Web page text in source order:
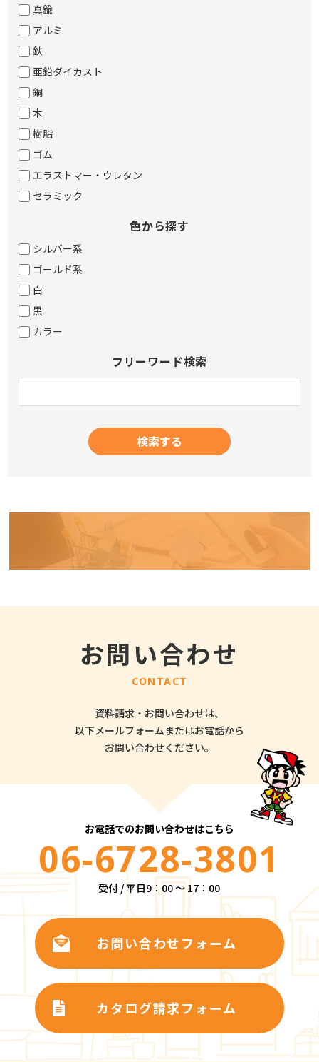
真鍮
アルミ
鉄
亜鉛ダイカスト
銅
木
樹脂
ゴム
エラストマー・ウレタン
セラミック
色から探す
シルバー系
ゴールド系
白
黒
カラー
フリーワード検索
お問い合わせ
CONTACT
資料請求・お問い合わせは、
以下メールフォームまたはお電話から
お問い合わせください。
お電話でのお問い合わせはこちら
06-6728-3801
受付 / 平日9：00 ～ 17：00
お問い合わせフォーム
カタログ請求フォーム